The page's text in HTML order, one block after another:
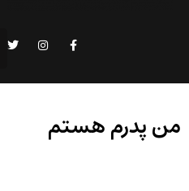
من پدرم هستم